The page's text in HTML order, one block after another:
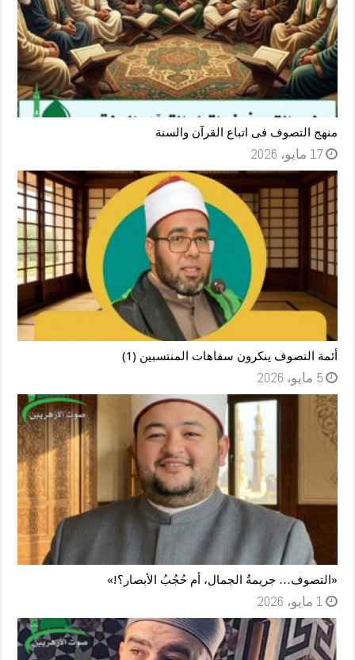
منهج التصوف فى اتباع القرآن والسنة
17 مايو، 2026
أئمة التصوف ينكرون سفاهات المنتسبين (1)
5 مايو، 2026
«التصوف… جريمةُ الجمال، أم حُجُبُ الأبصار؟!»
1 مايو، 2026